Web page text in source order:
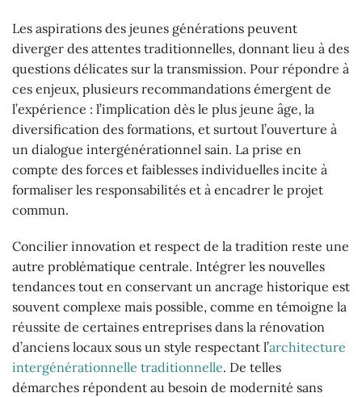
Les aspirations des jeunes générations peuvent
diverger des attentes traditionnelles, donnant lieu à des
questions délicates sur la transmission. Pour répondre à
ces enjeux, plusieurs recommandations émergent de
l’expérience : l’implication dès le plus jeune âge, la
diversification des formations, et surtout l’ouverture à
un dialogue intergénérationnel sain. La prise en
compte des forces et faiblesses individuelles incite à
formaliser les responsabilités et à encadrer le projet
commun.
Concilier innovation et respect de la tradition reste une
autre problématique centrale. Intégrer les nouvelles
tendances tout en conservant un ancrage historique est
souvent complexe mais possible, comme en témoigne la
réussite de certaines entreprises dans la rénovation
d’anciens locaux sous un style respectant l’architecture
intergénérationnelle traditionnelle. De telles
démarches répondent au besoin de modernité sans